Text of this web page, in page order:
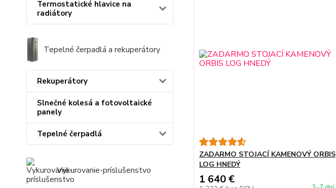
Termostatické hlavice na
radiátory
Tepelné čerpadlá a rekuperátory
Rekuperátory
Slnečné kolesá a fotovoltaické
panely
Tepelné čerpadlá
Vykurovanie-príslušenstvo
ZADARMO STOJACÍ KAMENOVÝ ORBIS
LOG HNEDÝ
1 640 €